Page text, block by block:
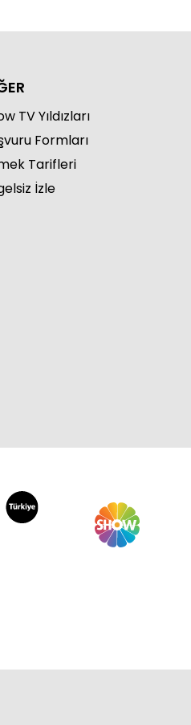
TV Yıldızları
Formları
Tarifleri
İzle